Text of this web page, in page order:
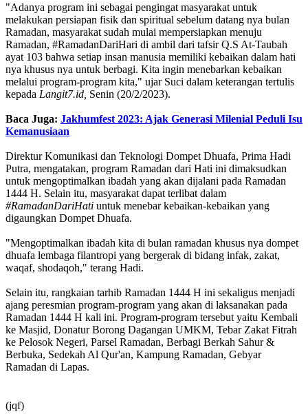
"Adanya program ini sebagai pengingat masyarakat untuk
melakukan persiapan fisik dan spiritual sebelum datang nya bulan
Ramadan, masyarakat sudah mulai mempersiapkan menuju
Ramadan, #RamadanDariHari di ambil dari tafsir Q.S At-Taubah
ayat 103 bahwa setiap insan manusia memiliki kebaikan dalam hati
nya khusus nya untuk berbagi. Kita ingin menebarkan kebaikan
melalui program-program kita," ujar Suci dalam keterangan tertulis
kepada Langit7.id, Senin (20/2/2023).
Baca Juga: Jakhumfest 2023: Ajak Generasi Milenial Peduli Isu
Kemanusiaan
Direktur Komunikasi dan Teknologi Dompet Dhuafa, Prima Hadi
Putra, mengatakan, program Ramadan dari Hati ini dimaksudkan
untuk mengoptimalkan ibadah yang akan dijalani pada Ramadan
1444 H. Selain itu, masyarakat dapat terlibat dalam
#RamadanDariHati untuk menebar kebaikan-kebaikan yang
digaungkan Dompet Dhuafa.
"Mengoptimalkan ibadah kita di bulan ramadan khusus nya dompet
dhuafa lembaga filantropi yang bergerak di bidang infak, zakat,
waqaf, shodaqoh," terang Hadi.
Selain itu, rangkaian tarhib Ramadan 1444 H ini sekaligus menjadi
ajang peresmian program-program yang akan di laksanakan pada
Ramadan 1444 H kali ini. Program-program tersebut yaitu Kembali
ke Masjid, Donatur Borong Dagangan UMKM, Tebar Zakat Fitrah
ke Pelosok Negeri, Parsel Ramadan, Berbagi Berkah Sahur &
Berbuka, Sedekah Al Qur'an, Kampung Ramadan, Gebyar
Ramadan di Lapas.
(jqf)